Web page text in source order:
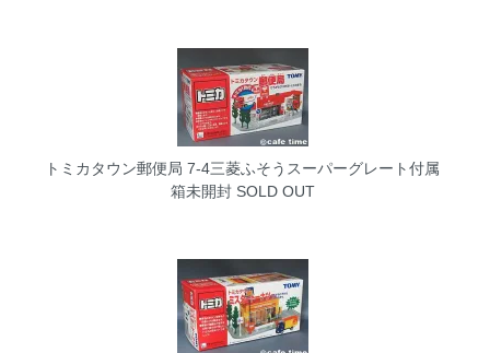
トミカタウン郵便局 7-4三菱ふそうスーパーグレート付属
箱未開封SOLD OUT